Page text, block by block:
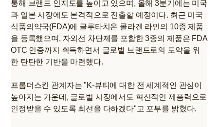
통해 브랜드 인지도를 높이고 있으며, 올해 3분기에는 미국
과 일본 시장에도 본격적으로 진출할 예정이다. 최근 미국
식품의약국(FDA)에 글루타치온 콜라겐 라인의 10종 제품
을 등록했으며, 자외선 차단제를 포함한 3종의 제품은 FDA
OTC 인증까지 획득하면서 글로벌 브랜드로의 도약을 위
한 탄탄한 기반을 마련했다.
프롬더스킨 관계자는 "K-뷰티에 대한 전 세계적인 관심이
높아지는 가운데, 글로벌 시장에서도 혁신적인 제품력으로
인정받을 수 있도록 최선을 다하겠다"고 포부를 밝혔다.